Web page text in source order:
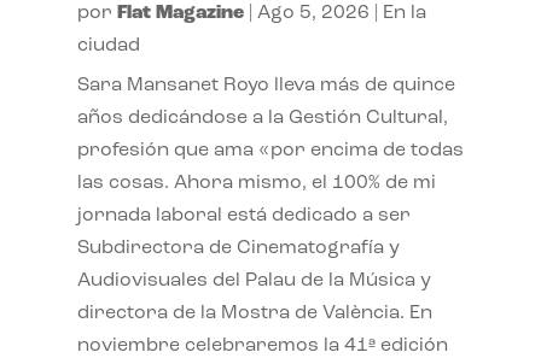
por Flat Magazine| Ago 5, 2026
En la
ciudad
Sara Mansanet Royo lleva más de quince
años dedicándose a la Gestión Cultural,
profesión que ama «por encima de todas
las cosas. Ahora mismo, el 100% de mi
jornada laboral está dedicado a ser
Subdirectora de Cinematografía y
Audiovisuales del Palau de la Música y
directora de la Mostra de València. En
noviembre celebraremos la 41ª edición